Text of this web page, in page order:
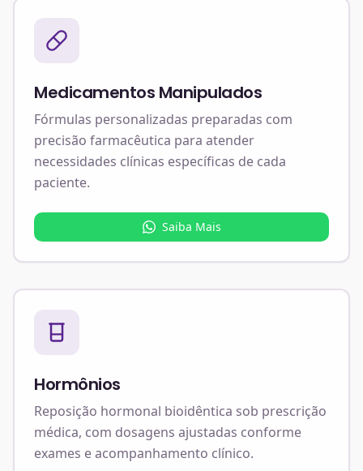
Medicamentos Manipulados
Fórmulas personalizadas preparadas com
precisão farmacêutica para atender
necessidades clínicas específicas de cada
paciente.
Saiba Mais
Hormônios
Reposição hormonal bioidêntica sob prescrição
médica, com dosagens ajustadas conforme
exames e acompanhamento clínico.